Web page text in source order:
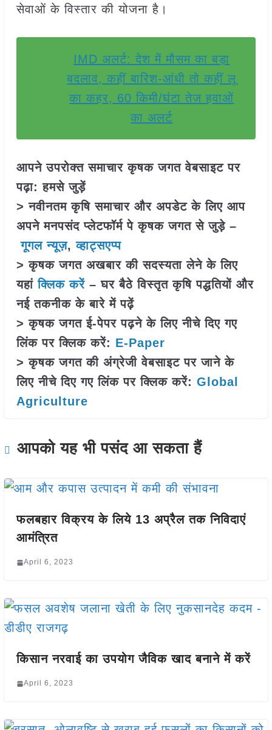
सेवाओं के विस्तार की योजना है।
IMD अलर्ट: देश में मौसम का बड़ा
बदलाव, कहीं बारिश-आंधी तो कहीं लू
का कहर, 60 किमी/घंटा तेज हवाओं
का अलर्ट
आपने उपरोक्त समाचार कृषक जगत वेबसाइट पर
पढ़ा: हमसे जुड़ें
> नवीनतम कृषि समाचार और अपडेट के लिए आप
अपने मनपसंद प्लेटफॉर्म पे कृषक जगत से जुड़े –
गूगल न्यूज़,व्हाट्सएप्प
> कृषक जगत अखबार की सदस्यता लेने के लिए
यहांक्लिक करें– घर बैठे विस्तृत कृषि पद्धतियों और
नई तकनीक के बारे में पढ़ें
> कृषक जगत ई-पेपर पढ़ने के लिए नीचे दिए गए
लिंक पर क्लिक करें: E-Paper
> कृषक जगत की अंग्रेजी वेबसाइट पर जाने के
लिए नीचे दिए गए लिंक पर क्लिक करें: Global
Agriculture
आपको यह भी पसंद आ सकता हैं
फलबहार विक्रय के लिये 13 अप्रैल तक निविदाएं
आमंत्रित
April 6, 2023
किसान नरवाई का उपयोग जैविक खाद बनाने में करें
April 6, 2023